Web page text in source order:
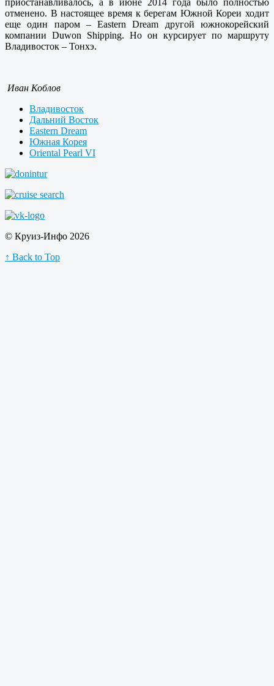
приостанавливалось, а в июне 2014 года было полностью
отменено. В настоящее время к берегам Южной Кореи ходит
еще один паром – Eastern Dream другой южнокорейский
компании Duwon Shipping. Но он курсирует по маршруту
Владивосток – Тонхэ.
Иван Коблов
Владивосток
Дальний Восток
Eastern Dream
Южная Корея
Oriental Pearl VI
© Круиз-Инфо 2026
↑ Back to Top